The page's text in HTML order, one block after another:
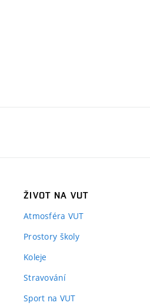
ŽIVOT NA VUT
Atmosféra VUT
Prostory školy
Koleje
Stravování
Sport na VUT